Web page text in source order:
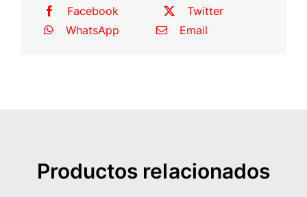
serie
75)
cantidad
Facebook
Twitter
WhatsApp
Email
Productos relacionados